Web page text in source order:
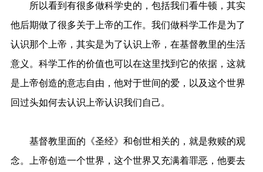
所以看到有很多做科学史的，包括我们看牛顿，其实
他后期做了很多关于上帝的工作。我们做科学工作是为了
认识那个上帝，其实是为了认识上帝，在基督教里的生活
意义。科学工作的价值也可以在这里找到它的依据，这就
是上帝创造的意志自由，他对于世间的爱，以及这个世界
回过头如何去认识上帝认识我们自己。
基督教里面的《圣经》和创世相关的，就是救赎的观
念。上帝创造一个世界，这个世界又充满着罪恶，他要去